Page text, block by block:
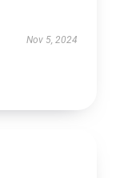
Nov 5, 2024